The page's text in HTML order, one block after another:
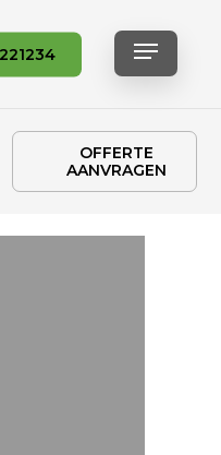
Menu
OFFERTE
AANVRAGEN